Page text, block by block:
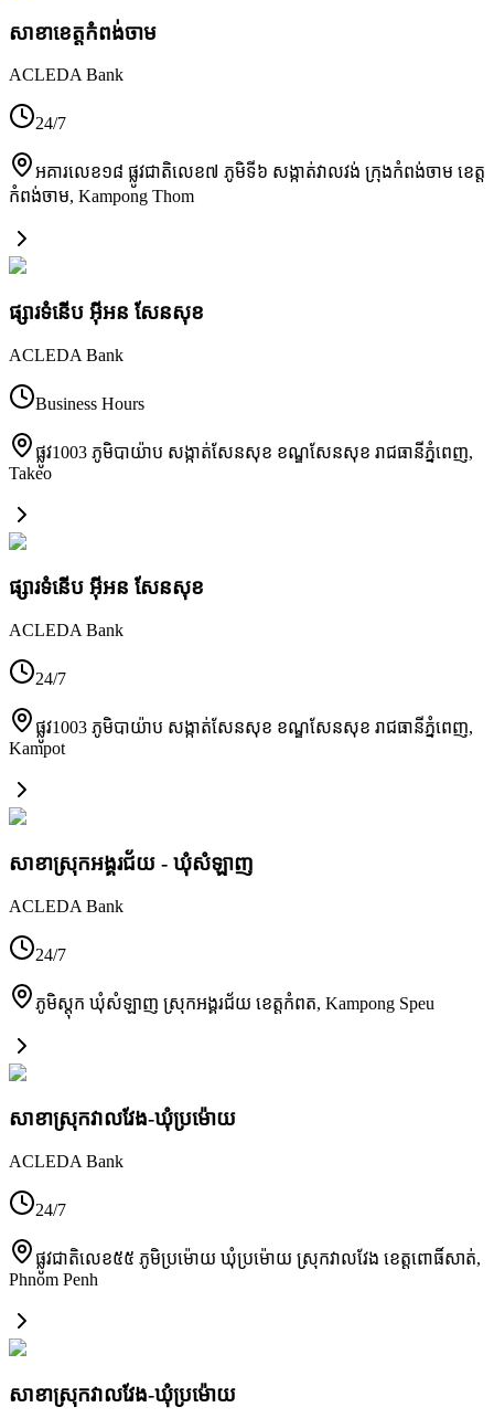
សាខា​ខេត្តកំពង់ចាម
ACLEDA Bank
24/7
អគារលេខ១៨ ផ្លូវជាតិលេខ៧ ភូមិទី៦ សង្កាត់វាលវង់ ក្រុងកំពង់ចាម ខេត្ត
កំពង់ចាម, Kampong Thom
ផ្សារទំនើប អ៊ីអន សែនសុខ
ACLEDA Bank
Business Hours
ផ្លូវ1003 ភូមិបាយ៉ាប សង្កាត់សែនសុខ ខណ្ឌសែនសុខ រាជធានីភ្នំពេញ,
Takeo
ផ្សារទំនើប អ៊ីអន សែនសុខ
ACLEDA Bank
24/7
ផ្លូវ1003 ភូមិបាយ៉ាប សង្កាត់សែនសុខ ខណ្ឌសែនសុខ រាជធានីភ្នំពេញ,
Kampot
សាខាស្រុកអង្គរជ័យ - ឃុំសំឡាញ
ACLEDA Bank
24/7
ភូមិស្តុក ឃុំសំឡាញ ស្រុកអង្គរជ័យ ខេត្តកំពត, Kampong Speu
សាខាស្រុកវាលវែង-ឃុំប្រម៉ោយ
ACLEDA Bank
24/7
ផ្លូវជាតិលេខ៥៥ ភូមិប្រម៉ោយ ឃុំប្រម៉ោយ ស្រុកវាលវែង ខេត្តពោធិ៍សាត់,
Phnom Penh
សាខាស្រុកវាលវែង-ឃុំប្រម៉ោយ